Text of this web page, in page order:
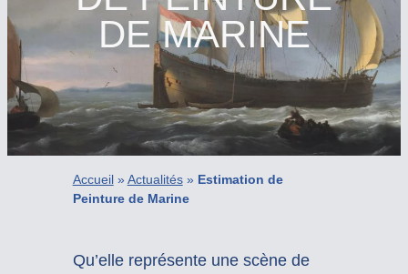
DE MARINE
Accueil»Actualités» Estimation de
Peinture de Marine
Qu’elle représente une scène de